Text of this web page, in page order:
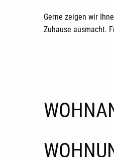
Gerne zeigen wir
Zuhause ausmacht.